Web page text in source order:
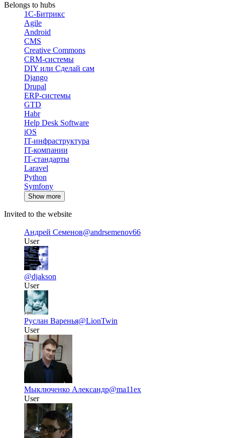
Belongs to hubs
1С-Битрикс
Agile
Android
CMS
Creative Commons
CRM-системы
DIY или Сделай сам
Django
Drupal
ERP-системы
GTD
Habr
Help Desk Software
iOS
IT-инфраструктура
IT-компании
IT-стандарты
Laravel
Python
Symfony
Show more
Invited to the website
Андрей Семенов@andrsemenov66
User
@djakson
User
Руслан Варенья@LionTwin
User
Мыключенко Александр@ma11ex
User